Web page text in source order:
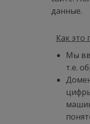
данные.
Как это
Мы
т.е.